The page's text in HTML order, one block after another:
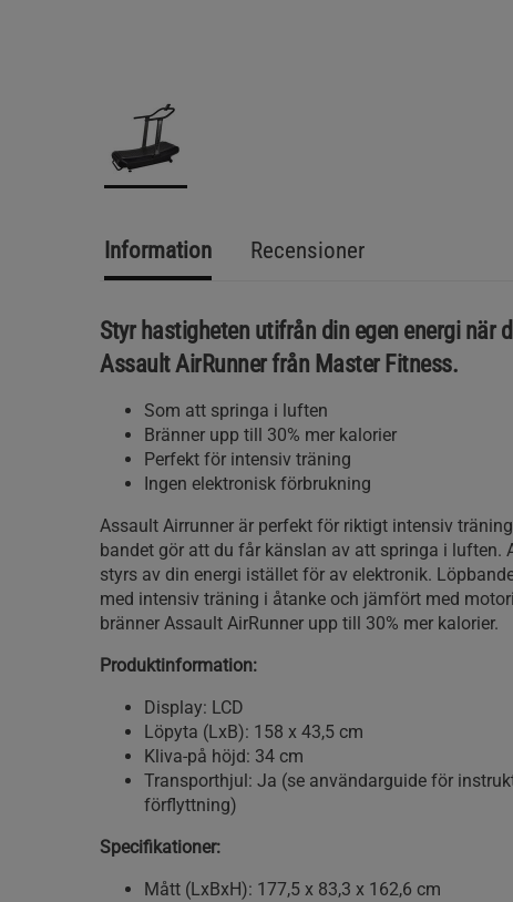
Information Recensioner
Styr hastigheten utifrån din egen energi när
Assault AirRunner från Master Fitness.
Som att springa i luften
Bränner upp till 30% mer kalorier
Perfekt för intensiv träning
Ingen elektronisk förbrukning
Assault Airrunner är perfekt för riktigt intensiv
bandet gör att du får känslan av att springa i luften.
styrs av din energi istället för av elektronik.
med intensiv träning i åtanke och jämfört med
bränner Assault AirRunner upp till 30% mer kalorier.
Produktinformation:
Display: LCD
Löpyta (LxB): 158 x 43,5 cm
Kliva-på höjd: 34 cm
Transporthjul: Ja (se användarguide för
förflyttning)
Specifikationer:
Mått (LxBxH): 177,5 x 83,3 x 162,6 cm